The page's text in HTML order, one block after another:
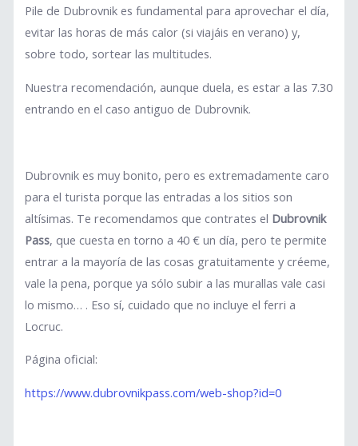
Pile de Dubrovnik es fundamental para aprovechar el día,
evitar las horas de más calor (si viajáis en verano) y,
sobre todo, sortear las multitudes.
Nuestra recomendación, aunque duela, es estar a las 7.30
entrando en el caso antiguo de Dubrovnik.
Dubrovnik es muy bonito, pero es extremadamente caro
para el turista porque las entradas a los sitios son
altísimas. Te recomendamos que contrates el Dubrovnik
Pass, que cuesta en torno a 40 € un día, pero te permite
entrar a la mayoría de las cosas gratuitamente y créeme,
vale la pena, porque ya sólo subir a las murallas vale casi
lo mismo… . Eso sí, cuidado que no incluye el ferri a
Locruc.
Página oficial:
https://www.dubrovnikpass.com/web-shop?id=0